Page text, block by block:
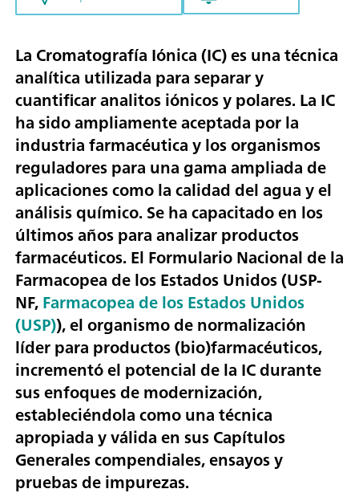
La Cromatografía Iónica (IC) es una técnica
analítica utilizada para separar y
cuantificar analitos iónicos y polares. La IC
ha sido ampliamente aceptada por la
industria farmacéutica y los organismos
reguladores para una gama ampliada de
aplicaciones como la calidad del agua y el
análisis químico. Se ha capacitado en los
últimos años para analizar productos
farmacéuticos. El Formulario Nacional de la
Farmacopea de los Estados Unidos (USP-
NF,Farmacopea de los Estados Unidos
(USP)), el organismo de normalización
líder para productos (bio)farmacéuticos,
incrementó el potencial de la IC durante
sus enfoques de modernización,
estableciéndola como una técnica
apropiada y válida en sus Capítulos
Generales compendiales, ensayos y
pruebas de impurezas.